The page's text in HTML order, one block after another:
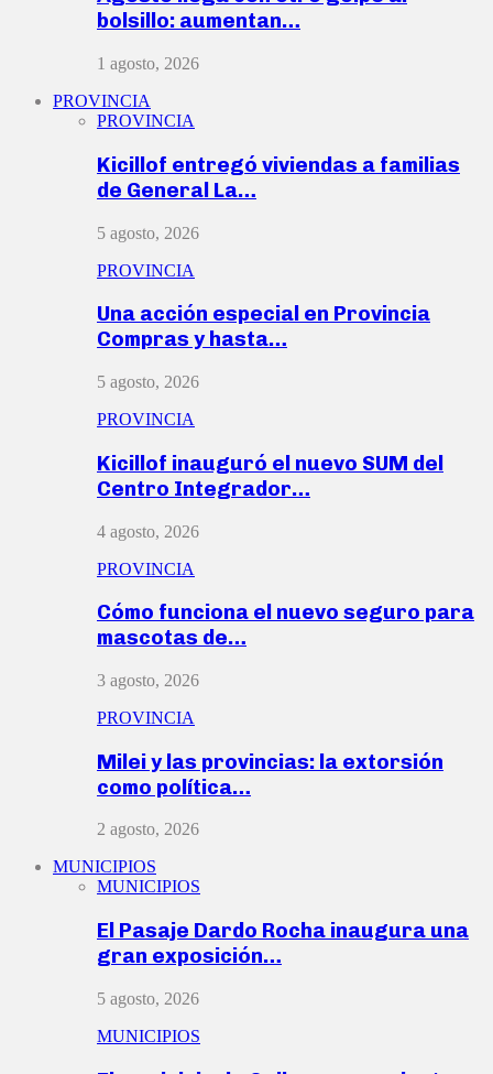
bolsillo: aumentan…
1 agosto, 2026
PROVINCIA
PROVINCIA
Kicillof entregó viviendas a familias
de General La…
5 agosto, 2026
PROVINCIA
Una acción especial en Provincia
Compras y hasta…
5 agosto, 2026
PROVINCIA
Kicillof inauguró el nuevo SUM del
Centro Integrador…
4 agosto, 2026
PROVINCIA
Cómo funciona el nuevo seguro para
mascotas de…
3 agosto, 2026
PROVINCIA
Milei y las provincias: la extorsión
como política…
2 agosto, 2026
MUNICIPIOS
MUNICIPIOS
El Pasaje Dardo Rocha inaugura una
gran exposición…
5 agosto, 2026
MUNICIPIOS